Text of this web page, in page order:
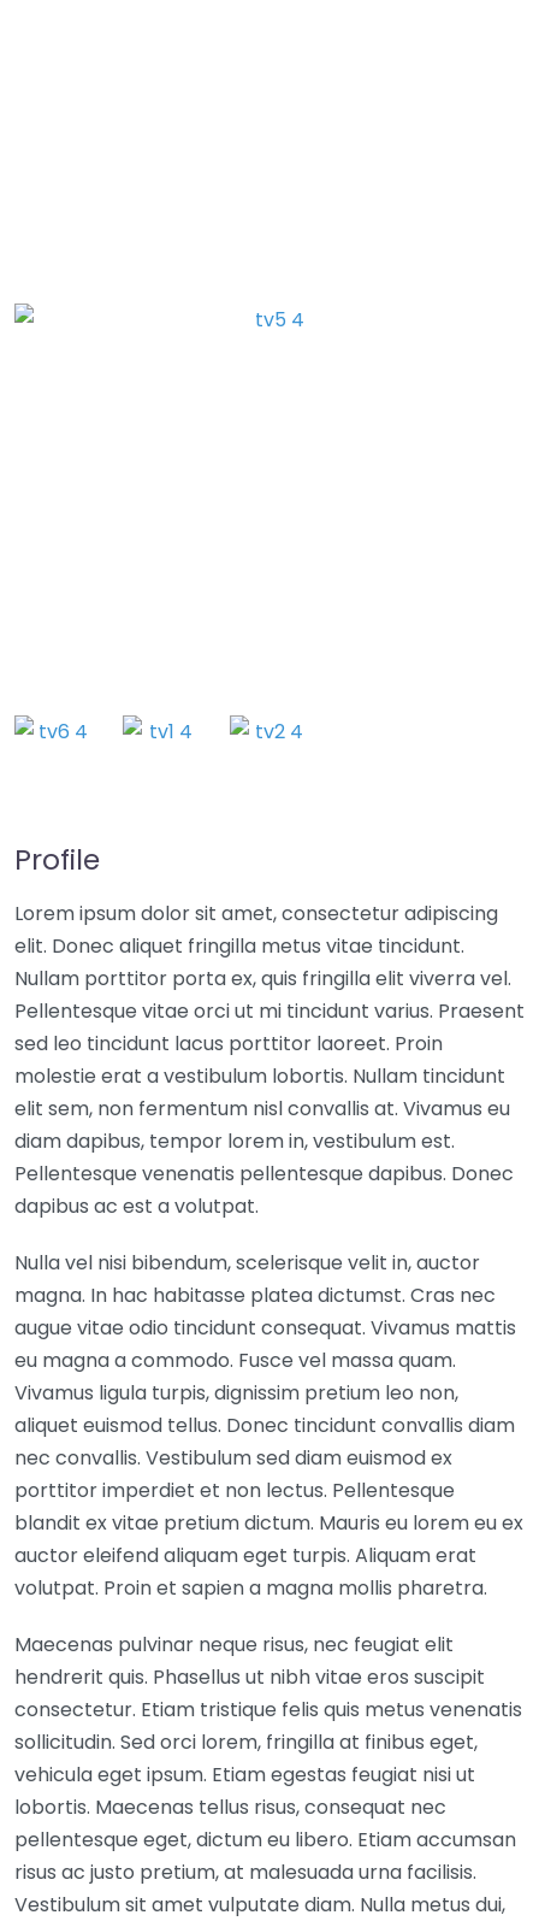
Profile
Lorem ipsum dolor sit amet, consectetur adipiscing
elit. Donec aliquet fringilla metus vitae tincidunt.
Nullam porttitor porta ex, quis fringilla elit viverra vel.
Pellentesque vitae orci ut mi tincidunt varius. Praesent
sed leo tincidunt lacus porttitor laoreet. Proin
molestie erat a vestibulum lobortis. Nullam tincidunt
elit sem, non fermentum nisl convallis at. Vivamus eu
diam dapibus, tempor lorem in, vestibulum est.
Pellentesque venenatis pellentesque dapibus. Donec
dapibus ac est a volutpat.
Nulla vel nisi bibendum, scelerisque velit in, auctor
magna. In hac habitasse platea dictumst. Cras nec
augue vitae odio tincidunt consequat. Vivamus mattis
eu magna a commodo. Fusce vel massa quam.
Vivamus ligula turpis, dignissim pretium leo non,
aliquet euismod tellus. Donec tincidunt convallis diam
nec convallis. Vestibulum sed diam euismod ex
porttitor imperdiet et non lectus. Pellentesque
blandit ex vitae pretium dictum. Mauris eu lorem eu ex
auctor eleifend aliquam eget turpis. Aliquam erat
volutpat. Proin et sapien a magna mollis pharetra.
Maecenas pulvinar neque risus, nec feugiat elit
hendrerit quis. Phasellus ut nibh vitae eros suscipit
consectetur. Etiam tristique felis quis metus venenatis
sollicitudin. Sed orci lorem, fringilla at finibus eget,
vehicula eget ipsum. Etiam egestas feugiat nisi ut
lobortis. Maecenas tellus risus, consequat nec
pellentesque eget, dictum eu libero. Etiam accumsan
risus ac justo pretium, at malesuada urna facilisis.
Vestibulum sit amet vulputate diam. Nulla metus dui,